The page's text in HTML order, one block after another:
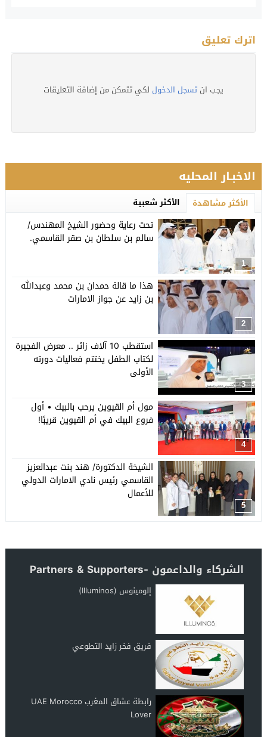
اترك تعليق
يجب ان تسجل الدخول لكي تتمكن من إضافة التعليقات
الاخبـار المحليه
الأكثر مشاهدة الأكثر شعبية
1
تحت رعاية وحضور الشيخ المهندس/
سالم بن سلطان بن صقر القاسمي.
2
هذا ما قالة حمدان بن محمد وعبدالله
بن زايد عن جواز الامارات
3
استقطب 10 آلاف زائر .. معرض الفجيرة
لكتاب الطفل يختتم فعاليات دورته
الأولى
4
مول أم القيوين يرحب بالبيك • أول
فروع البيك في أم القيوين قريبًا!
5
الشيخة الدكتورة/ هند بنت عبدالعزيز
القاسمي رئيس نادي الامارات الدولي
للأعمال
الشركاء والداعمون -Partners & Supporters
إلومينوس (Illuminos)
فريق فخر زايد التطوعي
رابطة عشاق المغرب UAE Morocco
Lover